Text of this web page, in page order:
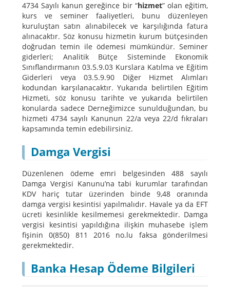
4734 Sayılı kanun gereğince bir “hizmet” olan eğitim,
kurs ve seminer faaliyetleri, bunu düzenleyen
kuruluştan satın alınabilecek ve karşılığında fatura
alınacaktır. Söz konusu hizmetin kurum bütçesinden
doğrudan temin ile ödemesi mümkündür. Seminer
giderleri; Analitik Bütçe Sisteminde Ekonomik
Sınıflandırmanın 03.5.9.03 Kurslara Katılma ve Eğitim
Giderleri veya 03.5.9.90 Diğer Hizmet Alımları
kodundan karşılanacaktır. Yukarıda belirtilen Eğitim
Hizmeti, söz konusu tarihte ve yukarıda belirtilen
konularda sadece Derneğimizce sunulduğundan, bu
hizmeti 4734 sayılı Kanunun 22/a veya 22/d fıkraları
kapsamında temin edebilirsiniz.
Damga Vergisi
Düzenlenen ödeme emri belgesinden 488 sayılı
Damga Vergisi Kanunu’na tabi kurumlar tarafından
KDV hariç tutar üzerinden binde 9,48 oranında
damga vergisi kesintisi yapılmalıdır. Havale ya da EFT
ücreti kesinlikle kesilmemesi gerekmektedir. Damga
vergisi kesintisi yapıldığına ilişkin muhasebe işlem
fişinin 0(850) 811 2016 no.lu faksa gönderilmesi
gerekmektedir.
Banka Hesap Ödeme Bilgileri